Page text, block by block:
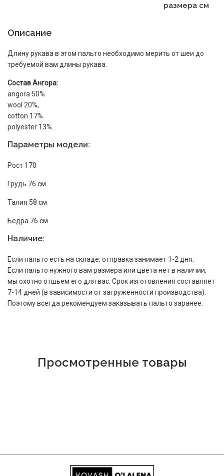
размера см
Описание
Длину рукава в этом пальто необходимо мерить от шеи до
требуемой вам длины рукава.
Состав Ангора:
angora 50%
wool 20%,
cotton 17%
polyester 13%.
Параметры модели:
Рост 170
Грудь 76 см
Талия 58 см
Бедра 76 см
Наличие:
Если пальто есть на складе, отправка занимает 1-2 дня.
Если пальто нужного вам размера или цвета нет в наличии,
мы охотно отшьем его для вас. Срок изготовления составляет
7-14 дней (в зависимости от загруженности производства).
Поэтому всегда рекомендуем заказывать пальто заранее.
Просмотренные товары